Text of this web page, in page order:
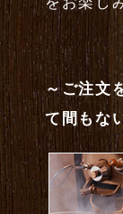
～ご注文
て間もな